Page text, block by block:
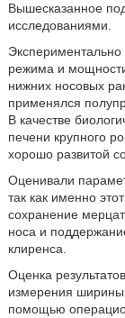
Вышесказанное
исследованиями.
режима и
нижних носовых
применялся
В качестве
печени крупного
хорошо развитой
Оценивали
так как именно
сохранение
носа и
клиренса.
Оценка
измерения ширины
помощью